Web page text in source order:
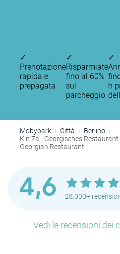
✓
Prenotazione
rapida e
prepagata
✓
Risparmiate
fino al 60%
sul
parcheggio
✓
h
Mobypark Città
Berlino
Kin Za - Georgisches
Georgian Restaurant
4,6 28.000+
Vedi le recensioni dei